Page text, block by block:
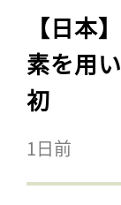
【日本
素を用
初
1日前